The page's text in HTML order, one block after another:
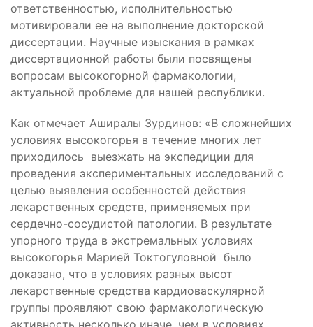
ответственностью, исполнительностью
мотивировали ее на выполнение докторской
диссертации. Научные изыскания в рамках
диссертационной работы были посвящены
вопросам высокогорной фармакологии,
актуальной проблеме для нашей республики.
Как отмечает Аширалы Зурдинов: «В сложнейших
условиях высокогорья в течение многих лет
приходилось выезжать на экспедиции для
проведения экспериментальных исследований с
целью выявления особенностей действия
лекарственных средств, применяемых при
сердечно-сосудистой патологии. В результате
упорного труда в экстремальных условиях
высокогорья Марией Токтогуловной было
доказано, что в условиях разных высот
лекарственные средства кардиоваскулярной
группы проявляют свою фармакологическую
активность несколько иначе, чем в условиях